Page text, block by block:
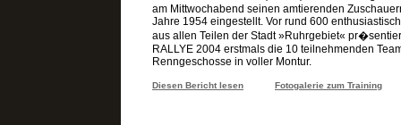
am Mittwochabend seinen amtierenden
Jahre 1954 eingestellt. Vor rund 600
aus allen Teilen der Stadt »Ruhrgebiet«
RALLYE 2004 erstmals die 10 teilnehmenden
Renngeschosse in voller Montur.
Diesen Bericht lesen Fotogalerie zum Training